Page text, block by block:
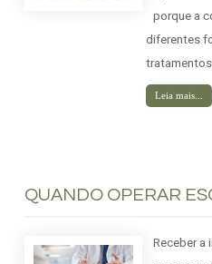
porque a
diferentes
Leia mais...
QUANDO OPERAR
Receber a